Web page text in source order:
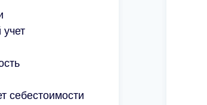
себестоимости